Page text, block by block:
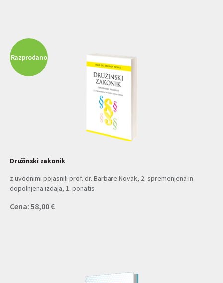
Razprodano
Družinski zakonik
z uvodnimi pojasnili prof. dr. Barbare Novak, 2. spremenjena in
dopolnjena izdaja, 1. ponatis
Cena: 58,00 €